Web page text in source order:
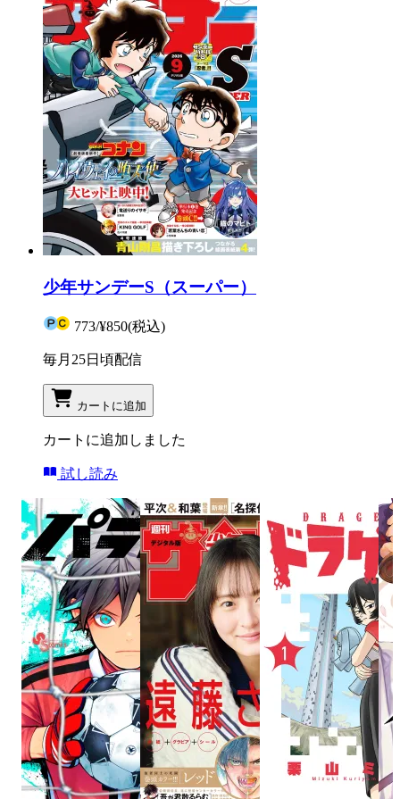
少年サンデーS（スーパー）
773/¥850(税込)
毎月25日頃配信
カートに追加
カートに追加しました
試し読み